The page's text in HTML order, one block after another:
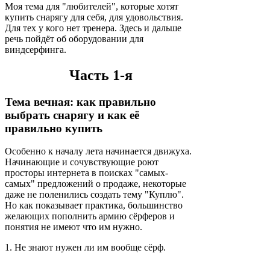
Моя тема для "любителей", которые хотят
купить снарягу для себя, для удовольствия.
Для тех у кого нет тренера. Здесь и дальше
речь пойдёт об оборудовании для
виндсерфинга.
Часть 1-я
Тема вечная: как правильно
выбрать снарягу и как её
правильно купить
Особенно к началу лета начинается движуха.
Начинающие и сочувствующие роют
просторы интернета в поисках "самых-
самых" предложений о продаже, некоторые
даже не поленились создать тему "Куплю".
Но как показывает практика, большинство
желающих пополнить армию сёрферов и
понятия не имеют что им нужно.
1. Не знают нужен ли им вообще сёрф.